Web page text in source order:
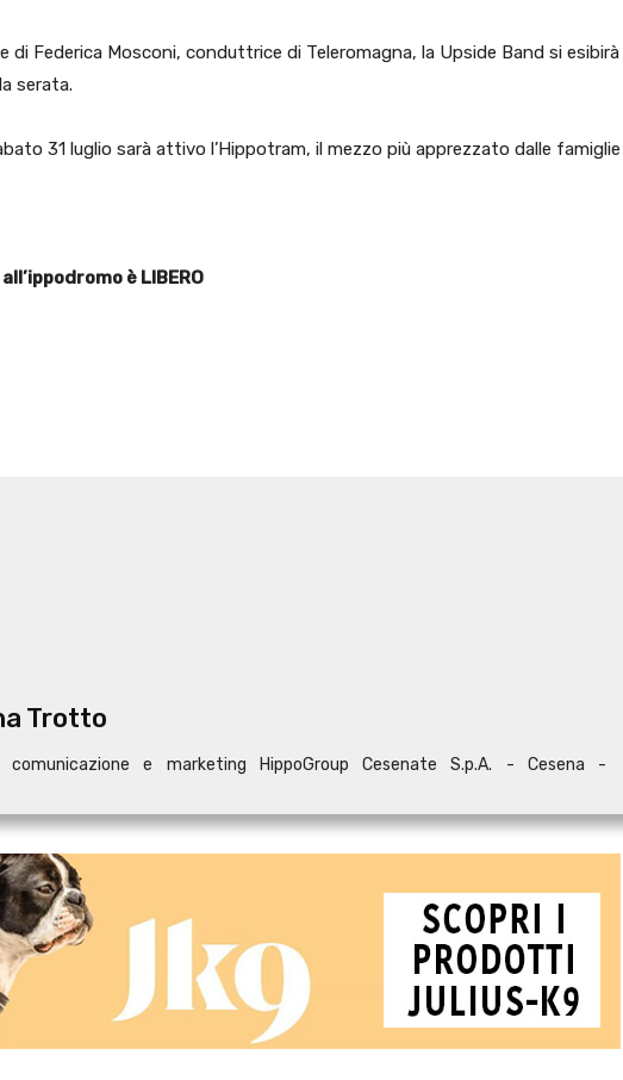
Federica Mosconi, conduttrice di Teleromagna, la Upside Band si esibirà
serata.
31 luglio sarà attivo l’Hippotram, il mezzo più apprezzato dalle famiglie
è LIBERO
Trotto
e marketing HippoGroup Cesenate S.p.A. - Cesena -